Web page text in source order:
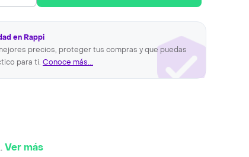
en Rappi
precios, proteger tus compras y que puedas
para ti. Conoce más...
Ver más